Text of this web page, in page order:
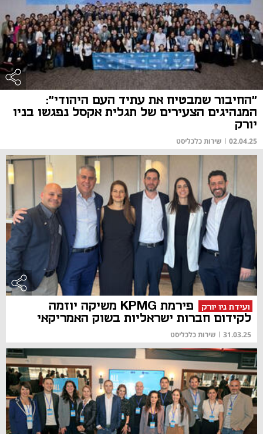
"החיבור שמבטיח את עתיד העם היהודי":
המנהיגים הצעירים של תגלית אקסל נפגשו בניו
יורק
02.04.25
| שירות כלכליסט
ועידת ניו יורק
פירמת KPMG משיקה יוזמה
לקידום חברות ישראליות בשוק האמריקאי
31.03.25
| שירות כלכליסט